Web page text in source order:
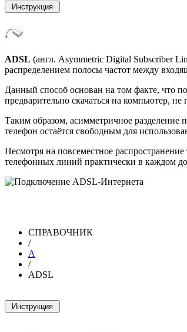
ADSL (англ. Asymmetric Digital Subscriber
распределением полосы частот между
Данный способ основан на том факте, что
предварительно скачаться на компьютер,
Таким образом, асимметричное разделение
телефон остаётся свободным для
Несмотря на повсеместное
телефонных линий практически в каждом
СПРАВОЧНИК
/
A
/
ADSL